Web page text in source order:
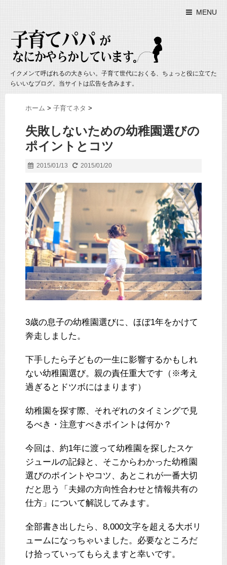
MENU
イクメンて呼ばれるの大きらい。子育て世代におくる、ちょっと役に立てた
らいいなブログ。当サイトは広告を含みます。
ホーム > 子育てネタ >
失敗しないための幼稚園選びの
ポイントとコツ
2015/01/13 2015/01/20
3歳の息子の幼稚園選びに、ほぼ1年をかけて
奔走しました。
下手したら子どもの一生に影響するかもしれ
ない幼稚園選び。親の責任重大です（※考え
過ぎるとドツボにはまります）
幼稚園を探す際、それぞれのタイミングで見
るべき・注意すべきポイントは何か？
今回は、約1年に渡って幼稚園を探したスケ
ジュールの記録と、そこからわかった幼稚園
選びのポイントやコツ、あとこれが一番大切
だと思う「夫婦の方向性合わせと情報共有の
仕方」について解説してみます。
全部書き出したら、8,000文字を超える大ボリ
ュームになっちゃいました。必要なところだ
け拾っていってもらえますと幸いです。